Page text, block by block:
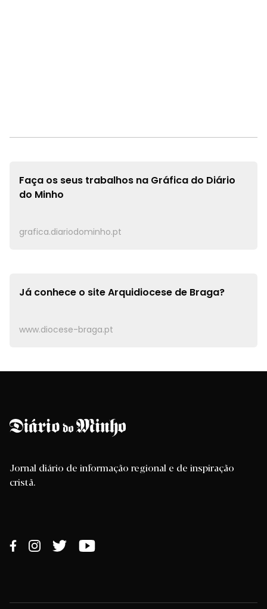
Faça os seus trabalhos na Gráfica do Diário
do Minho
grafica.diariodominho.pt
Já conhece o siteArquidiocese de Braga?
www.diocese-braga.pt
Jornal diário de informação regional e de inspiração
cristã.